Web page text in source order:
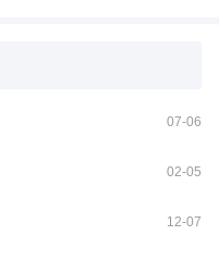
07-06
02-05
12-07